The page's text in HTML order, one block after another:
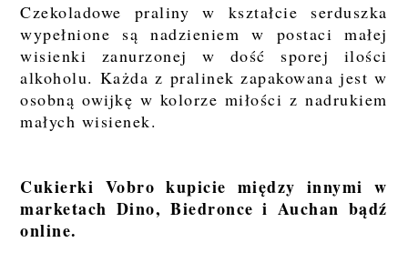
Czekoladowe praliny w kształcie serduszka
wypełnione są nadzieniem w postaci małej
wisienki zanurzonej w dość sporej ilości
alkoholu. Każda z pralinek zapakowana jest w
osobną owijkę w kolorze miłości z nadrukiem
małych wisienek.
Cukierki Vobro kupicie między innymi w
marketach Dino, Biedronce i Auchan bądź
online.